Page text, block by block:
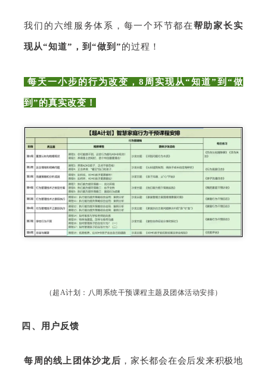
我们的六维服务体系，每一个环节都在帮助家长实
现从“知道”，到“做到”的过程！
每天一小步的行为改变，8周实现从“知道”到“做
到”的真实改变！
（超A计划：八周系统干预课程主题及团体活动安排）
四、用户反馈
每周的线上团体沙龙后 ，家长都会在会后发来积极地